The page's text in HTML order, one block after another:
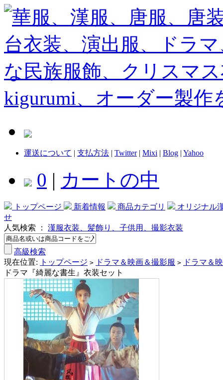
運送について | 支払方法 | Twitter| Mixi | Blog | Yahoo
0 | カートの中
トップページ 新着情報 商品カテゴリ
オリジナル
せ
人気検索 ： 漢服衣装、髪飾り、子供用、撮影衣装
高級検索
現在位置:
トップページ > ドラマ＆映画＆撮影服 > ドラマ＆
ドラマ『綺麗な書生』衣装セット